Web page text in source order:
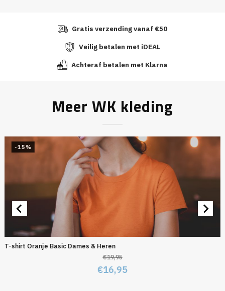
Gratis verzending vanaf €50
Veilig betalen met iDEAL
Achteraf betalen met Klarna
Meer WK kleding
-15%
T-shirt Oranje Basic Dames & Heren
€19,95
Oorspronkelijke
€16,95Huidige